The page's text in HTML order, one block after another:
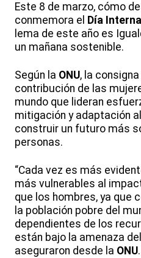
Este 8 de marzo, cómo
conmemora el Día
lema de este año es
un mañana sostenible.
Según la ONU, la
contribución de las
mundo que lideran
mitigación y adaptación
construir un futuro más
personas.
“Cada vez es más
más vulnerables al
que los hombres, ya que
la población pobre del
dependientes de los
están bajo la amenaza
aseguraron desde la ONU.